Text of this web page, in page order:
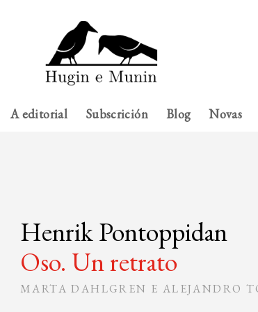
A editorial Subscrición Blog Novas
Henrik Pontoppidan
Oso. Un retrato
MARTA DAHLGREN E ALEJANDRO